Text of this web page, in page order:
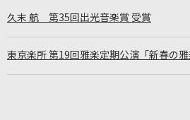
久末 航 第35回出光音楽賞 受賞
東京楽所 第19回雅楽定期公演「新春の